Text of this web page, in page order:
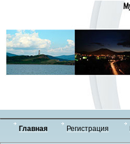
Главная Регистрация